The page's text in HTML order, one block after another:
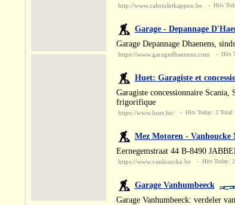
http://www.cabrioletkappen.be - Hits
Garage - Depannage
Garage Depannage Dhaenens,
https://www.garagedhaenens.com - Hits
Huet: Garagiste et
Garagiste concessionnaire
frigorifique
https://www.huet.be/ - Hits Today: 2 Total:
Mez Motoren - Vanhoucke
Eernegemstraat 44 B-8490
https://www.vanhoucke.be - Hits Today:
Garage Vanhumbeeck
Garage Vanhumbeeck: verdeler